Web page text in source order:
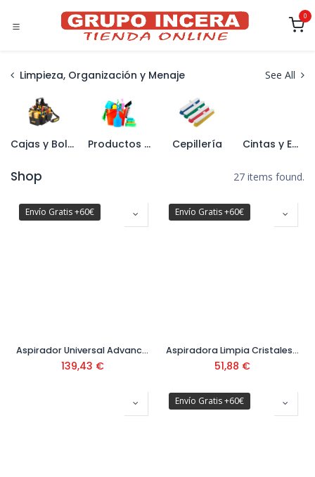
0
Limpieza, Organización y Menaje See All
Cajas y Bolsas de Herramientas Productos de limpieza Cepillería Cintas y Embalajes
Shop 27 items found.
Envío Gratis +60€
Aspirador Universal Advanced Vac 20 Ref. 0.603.3D1.200
139,43 €
Envío Gratis +60€
Aspiradora Limpia Cristales Glass Vac Ref: 0600 8B7 200
51,88 €
Envío Gratis +60€